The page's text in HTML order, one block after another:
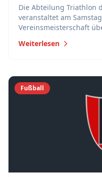
Die Abteilung Triathlon
veranstaltet am
Vereinsmeisterschaft
Weiterlesen
Fußball